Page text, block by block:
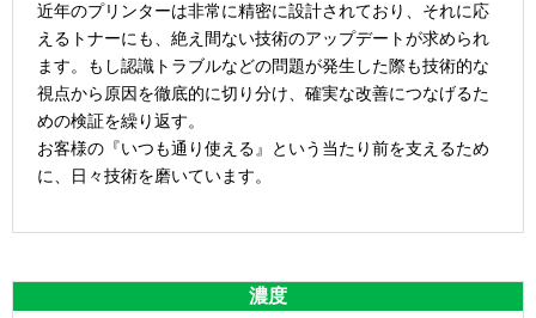
近年のプリンターは非常に精密に設計されており、それに応
えるトナーにも、絶え間ない技術のアップデートが求められ
ます。もし認識トラブルなどの問題が発生した際も技術的な
視点から原因を徹底的に切り分け、確実な改善につなげるた
めの検証を繰り返す。
お客様の『いつも通り使える』という当たり前を支えるため
に、日々技術を磨いています。
濃度